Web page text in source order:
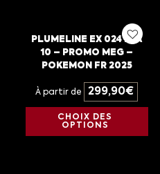
PLUMELINE EX 024 PSA
10 – PROMO MEG –
POKEMON FR 2025
À partir de 299,90€
CHOIX DES
OPTIONS